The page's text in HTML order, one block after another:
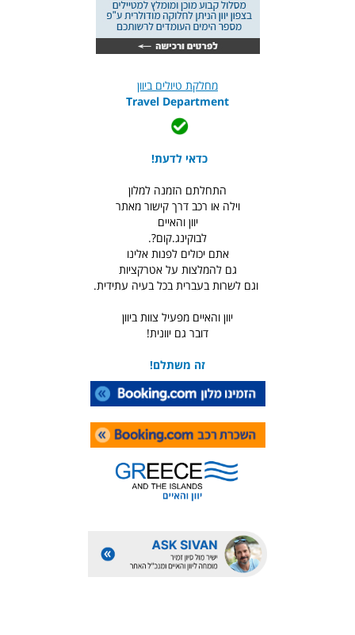
מחלקת טיולים ביוון
Travel Department
כדאי לדעת!
התחלתם הזמנה למלון
וילה או רכב דרך קישור מאתר
יוון והאיים
לבוקינג.קום?.
אתם יכולים לפנות אלינו
גם להמלצות על אטרקציות
וגם לשרות בעברית בכל בעיה עתידית.
יוון והאיים מפעיל צוות ביוון
דובר גם יוונית!
זה משתלם!